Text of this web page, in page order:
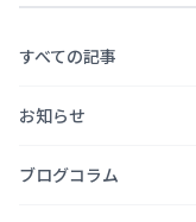
すべての記事
お知らせ
ブログコラム